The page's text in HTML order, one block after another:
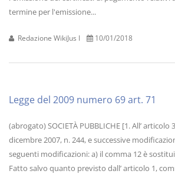
termine per l'emissione...
Redazione WikiJus I 10/01/2018
Legge del 2009 numero 69 art. 71
(abrogato) SOCIETÀ PUBBLICHE [1. All’ articolo
dicembre 2007, n. 244, e successive
seguenti modificazioni: a) il comma 12 è
Fatto salvo quanto previsto dall’ articolo 1,